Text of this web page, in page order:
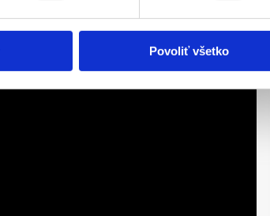
Povoliť všetko